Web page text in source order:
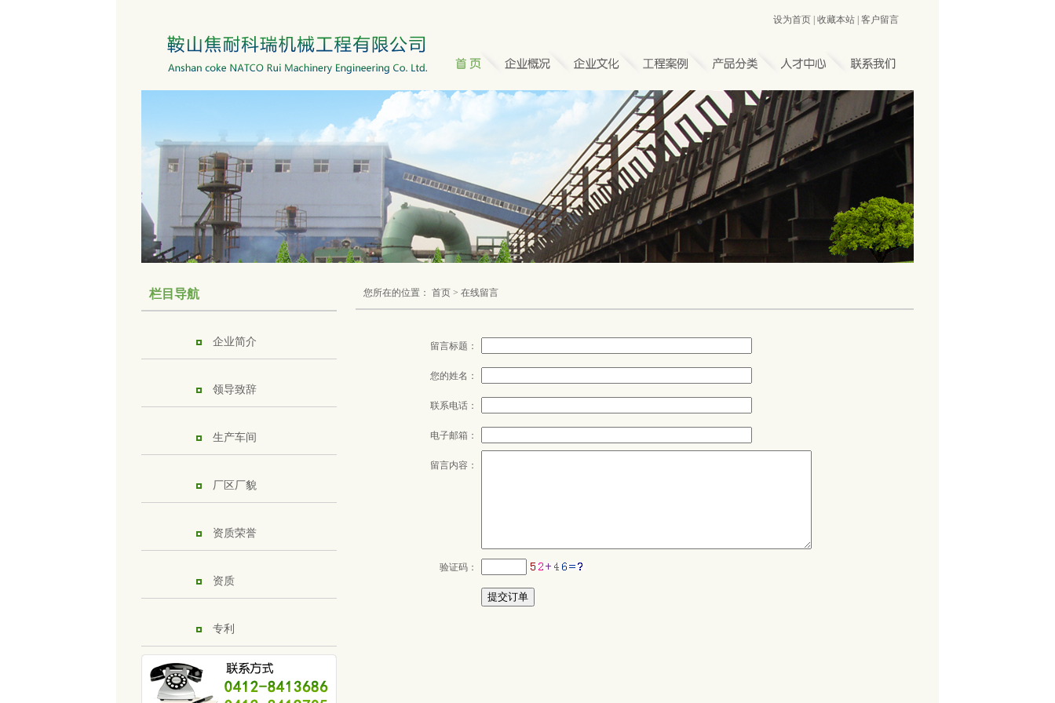
设为首页 收藏本站 客户留言
栏目导航
企业简介
领导致辞
生产车间
厂区厂貌
资质荣誉
资质
专利
您所在的位置： 首页 > 在线留言
留言标题：
您的姓名：
联系电话：
电子邮箱：
留言内容：
验证码：